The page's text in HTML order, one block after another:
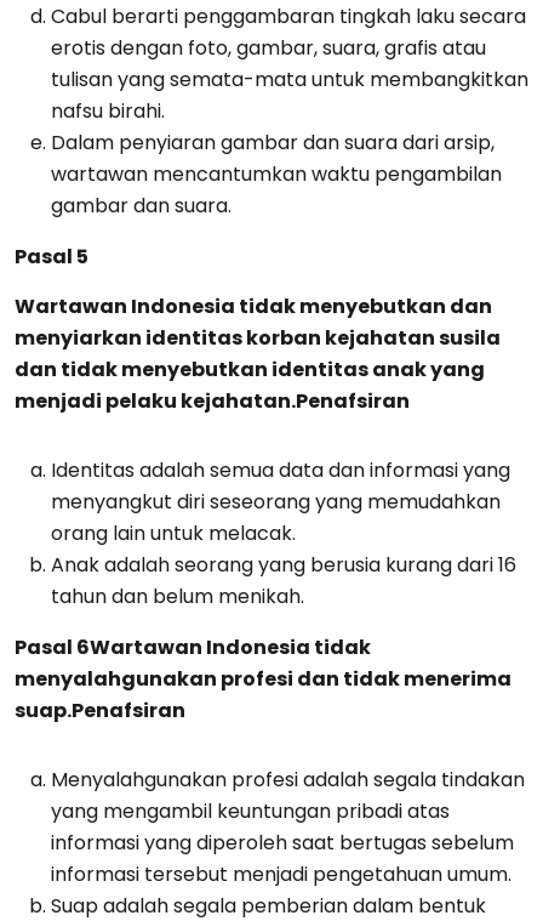
Cabul berarti penggambaran tingkah laku secara
erotis dengan foto, gambar, suara, grafis atau
tulisan yang semata-mata untuk membangkitkan
nafsu birahi.
Dalam penyiaran gambar dan suara dari arsip,
wartawan mencantumkan waktu pengambilan
gambar dan suara.
Pasal 5
Wartawan Indonesia tidak menyebutkan dan
menyiarkan identitas korban kejahatan susila
dan tidak menyebutkan identitas anak yang
menjadi pelaku kejahatan.Penafsiran
Identitas adalah semua data dan informasi yang
menyangkut diri seseorang yang memudahkan
orang lain untuk melacak.
Anak adalah seorang yang berusia kurang dari 16
tahun dan belum menikah.
Pasal 6Wartawan Indonesia tidak
menyalahgunakan profesi dan tidak menerima
suap.Penafsiran
Menyalahgunakan profesi adalah segala tindakan
yang mengambil keuntungan pribadi atas
informasi yang diperoleh saat bertugas sebelum
informasi tersebut menjadi pengetahuan umum.
Suap adalah segala pemberian dalam bentuk